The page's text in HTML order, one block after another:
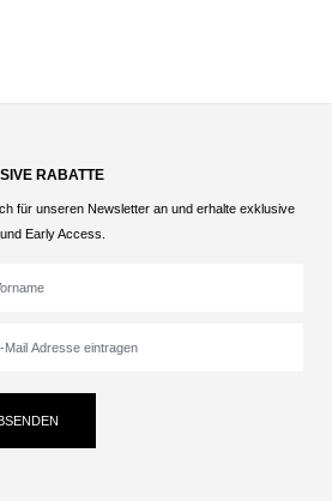
RABATTE
für unseren Newsletter an und erhalte exklusive
Early Access.